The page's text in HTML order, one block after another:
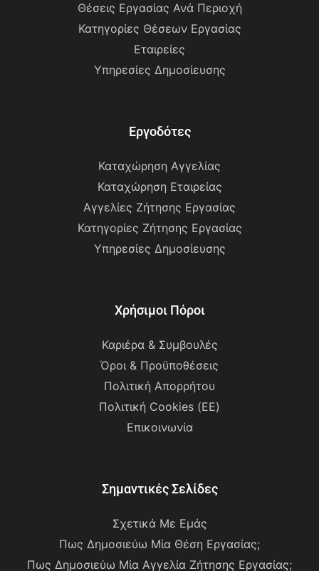
Θέσεις Εργασίας Ανά Περιοχή
Κατηγορίες Θέσεων Εργασίας
Εταιρείες
Υπηρεσίες Δημοσίευσης
Εργοδότες
Καταχώρηση Αγγελίας
Καταχώρηση Εταιρείας
Αγγελίες Ζήτησης Εργασίας
Κατηγορίες Ζήτησης Εργασίας
Υπηρεσίες Δημοσίευσης
Χρήσιμοι Πόροι
Καριέρα & Συμβουλές
Όροι & Προϋποθέσεις
Πολιτική Απορρήτου
Πολιτική Cookies (ΕΕ)
Επικοινωνία
Σημαντικές Σελίδες
Σχετικά Με Εμάς
Πως Δημοσιεύω Μία Θέση Εργασίας;
Πως Δημοσιεύω Μία Αγγελία Ζήτησης Εργασίας;